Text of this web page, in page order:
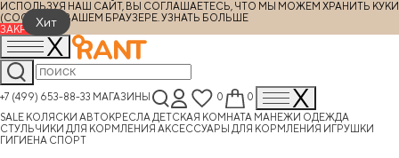
ИСПОЛЬЗУЯ НАШ САЙТ, ВЫ СОГЛАШАЕТЕСЬ, ЧТО МЫ МОЖЕМ ХРАНИТЬ КУКИ
(COOKIES) В ВАШЕМ БРАУЗЕРЕ. УЗНАТЬ БОЛЬШЕ
ЗАКРЫТЬ
+7 (499) 653-88-33 МАГАЗИНЫ 0
0
SALE КОЛЯСКИ АВТОКРЕСЛА ДЕТСКАЯ КОМНАТА МАНЕЖИ ОДЕЖДА
СТУЛЬЧИКИ ДЛЯ КОРМЛЕНИЯ АКСЕССУАРЫ ДЛЯ КОРМЛЕНИЯ ИГРУШКИ
ГИГИЕНА СПОРТ
Хит